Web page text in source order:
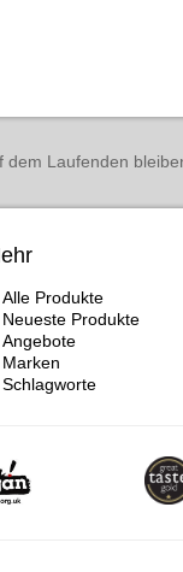
dem Laufenden
Alle Produkte
Neueste Produkte
Angebote
Marken
Schlagworte